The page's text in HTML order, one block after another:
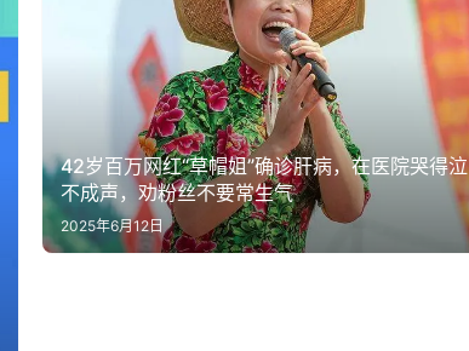
42岁百万网红“草帽姐”确诊肝病，在医院哭得泣
不成声，劝粉丝不要常生气
2025年6月12日